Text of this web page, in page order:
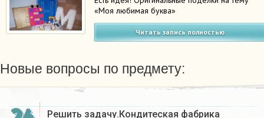
«Моя любимая буква»
Читать запись полностью
Новые вопросы по предмету:
Решить задачу.Кондитеская фабрика